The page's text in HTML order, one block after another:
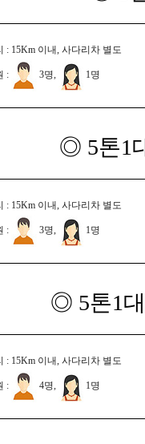
: 15Km 이내, 사다리차 별도
: 3명, 1명
◎ 5톤1
: 15Km 이내, 사다리차 별도
: 3명, 1명
◎ 5톤1
: 15Km 이내, 사다리차 별도
: 4명, 1명